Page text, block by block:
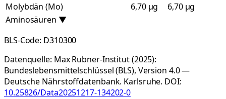
Molybdän (Mo)
6,70 µg
6,70 µg
Aminosäuren ▼
BLS-Code: D310300
Datenquelle: Max Rubner-Institut (2025):
Bundeslebensmittelschlüssel (BLS), Version 4.0 —
Deutsche Nährstoffdatenbank. Karlsruhe. DOI:
10.25826/Data20251217-134202-0